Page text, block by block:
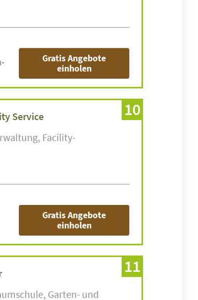
Gratis Angebote
einholen
10
Service
Facility-
Gratis Angebote
einholen
11
Garten- und